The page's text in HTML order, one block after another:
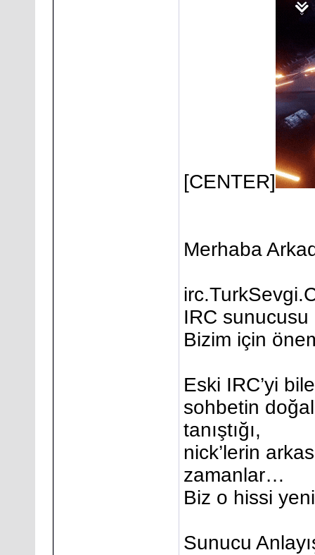
[CENTER]
Merhaba
IRC sunucusu
Bizim için
Eski IRC’yi
sohbetin
tanıştığı,
nick’lerin
zamanlar…
Biz o hissi
Sunucu